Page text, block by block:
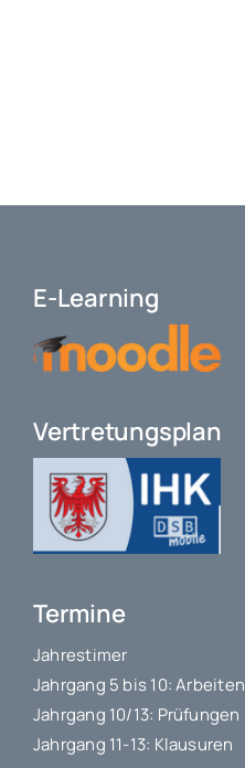
E-Learning
Vertretungsplan
Termine
Jahrestimer
Jahrgang 5 bis 10: Arbeiten
Jahrgang 10/13: Prüfungen
Jahrgang 11-13: Klausuren